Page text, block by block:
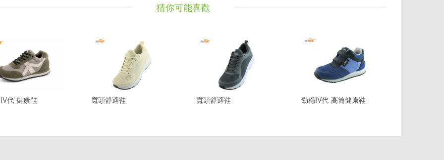
猜你可能喜歡
代-健康鞋 寬頭舒適鞋 寬頭舒適鞋 勁穩IV代-高筒健康鞋